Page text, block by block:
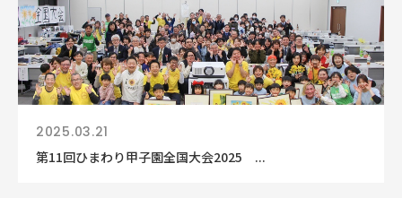
2025.03.21
第11回ひまわり甲子園全国大会2025 ...